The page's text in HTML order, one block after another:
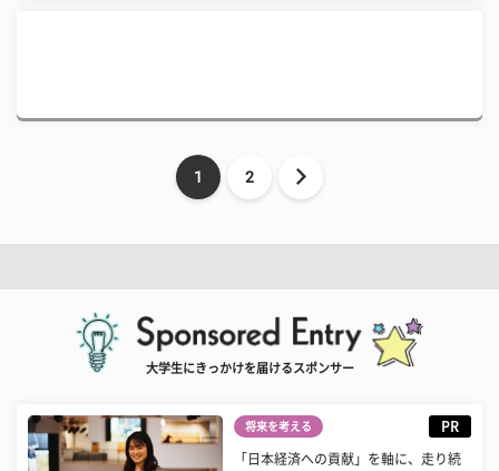
1 2
大学生にきっかけを届けるスポンサー
将来を考える PR
「日本経済への貢献」を軸に、走り続